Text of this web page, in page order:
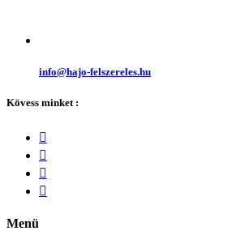
info@hajo-felszereles.hu
Kövess minket :
Menü